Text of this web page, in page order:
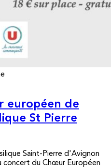
européen de
St Pierre
Saint-Pierre d'Avignon
concert du Chœur Européen